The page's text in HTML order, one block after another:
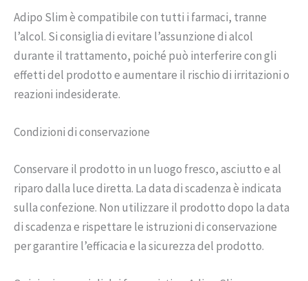
Adipo Slim è compatibile con tutti i farmaci, tranne
l’alcol. Si consiglia di evitare l’assunzione di alcol
durante il trattamento, poiché può interferire con gli
effetti del prodotto e aumentare il rischio di irritazioni o
reazioni indesiderate.
Condizioni di conservazione
Conservare il prodotto in un luogo fresco, asciutto e al
riparo dalla luce diretta. La data di scadenza è indicata
sulla confezione. Non utilizzare il prodotto dopo la data
di scadenza e rispettare le istruzioni di conservazione
per garantire l’efficacia e la sicurezza del prodotto.